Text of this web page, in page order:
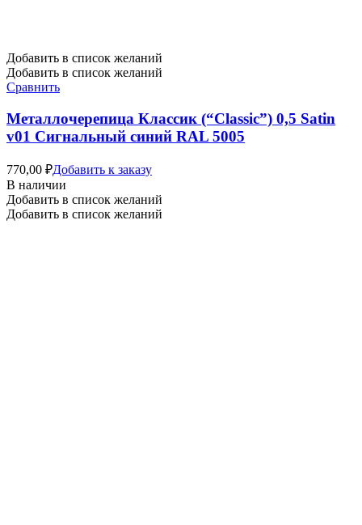
Добавить в список желаний
Добавить в список желаний
Сравнить
Металлочерепица Классик (“Classic”) 0,5 Satin
v01 Сигнальный синий RAL 5005
770,00 ₽Добавить к заказу
В наличии
Добавить в список желаний
Добавить в список желаний